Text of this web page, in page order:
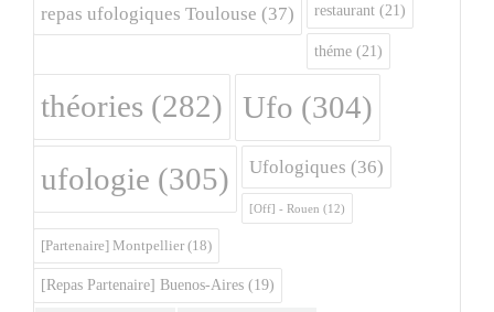
repas ufologiques Toulouse (37) restaurant (21)
théme (21)
théories (282) Ufo (304)
ufologie (305) Ufologiques (36)
[Off] - Rouen (12)
[Partenaire] Montpellier (18)
[Repas Partenaire] Buenos-Aires (19)